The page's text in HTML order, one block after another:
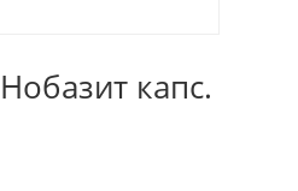
капс.